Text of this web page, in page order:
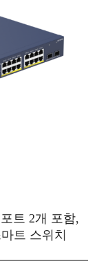
트 2개 포함,
트 스위치